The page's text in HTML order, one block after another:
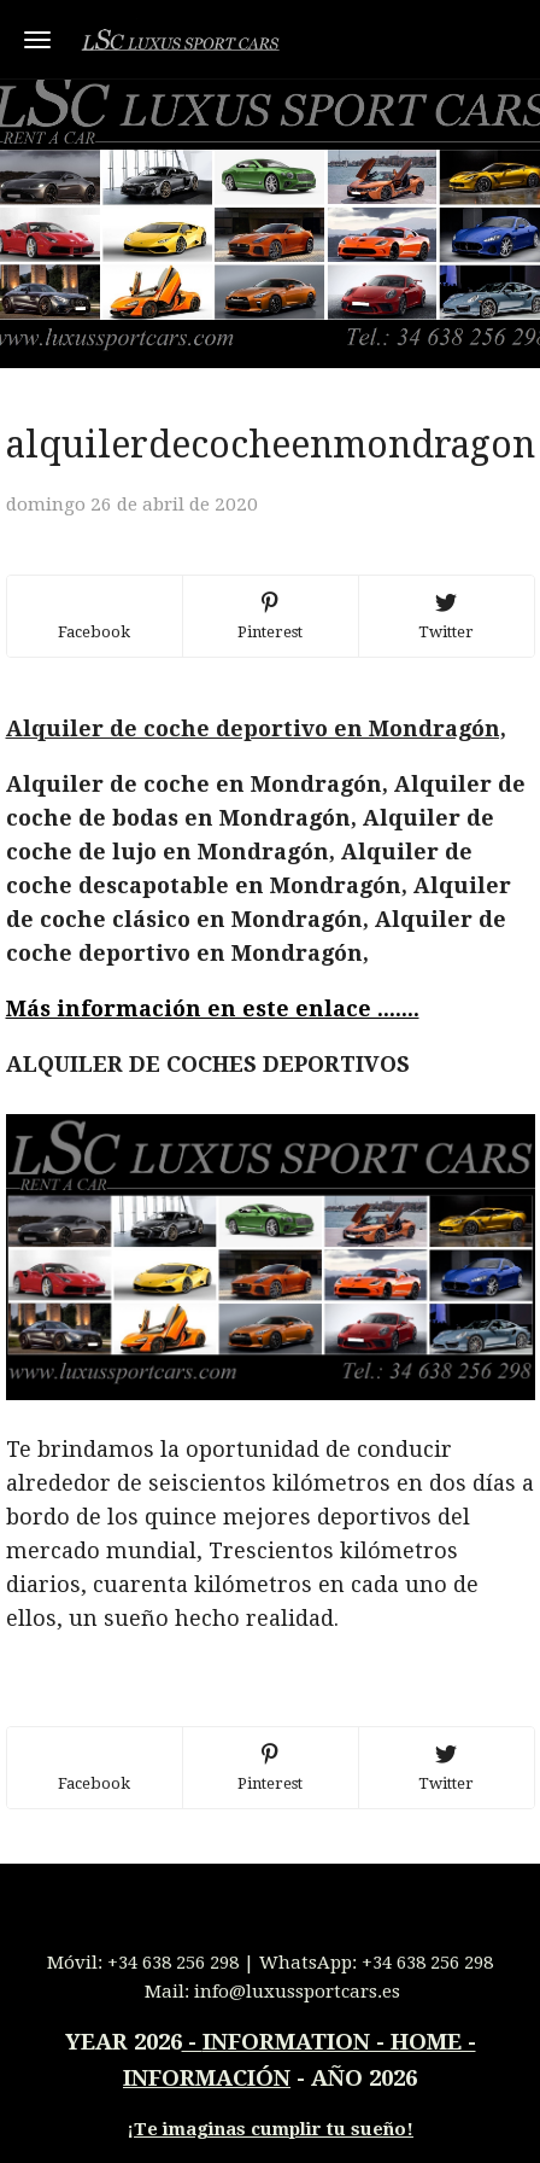
Toggle navigation
alquilerdecocheenmondragon
domingo 26 de abril de 2020
Facebook Pinterest Twitter
Alquiler de coche deportivo en Mondragón,
Alquiler de coche en Mondragón, Alquiler de
coche de bodas en Mondragón, Alquiler de
coche de lujo en Mondragón, Alquiler de
coche descapotable en Mondragón, Alquiler
de coche clásico en Mondragón, Alquiler de
coche deportivo en Mondragón,
Más información en este enlace .......
ALQUILER DE COCHES DEPORTIVOS
Te brindamos la oportunidad de conducir
alrededor de seiscientos kilómetros en dos días a
bordo de los quince mejores deportivos del
mercado mundial, Trescientos kilómetros
diarios, cuarenta kilómetros en cada uno de
ellos, un sueño hecho realidad.
Facebook Pinterest Twitter
Móvil: +34 638 256 298 | WhatsApp: +34 638 256 298
Mail: info@luxussportcars.es
YEAR 2026- INFORMATION - HOME -
INFORMACIÓN - AÑO 2026
¡Te imaginas cumplir tu sueño!